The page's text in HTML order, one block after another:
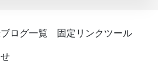
ログ一覧
固定リンクツール